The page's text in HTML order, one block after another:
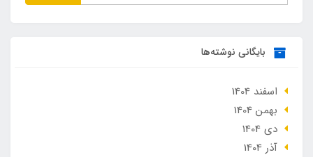
بایگانی نوشته‌ها
اسفند 1404
بهمن 1404
دی 1404
آذر 1404